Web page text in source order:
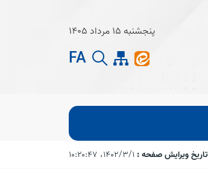
پنجشنبه 15 مرداد 1405
FA
تاریخ ویرایش صفحه : ۱۴۰۲/۳/۱،‏ ۱۰:۲۰:۴۷